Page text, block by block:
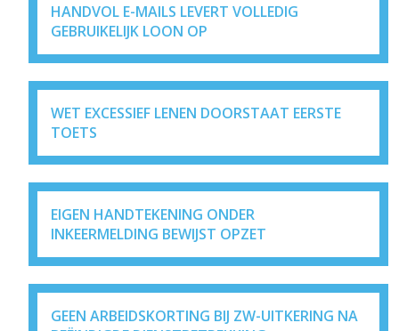
HANDVOL E-MAILS LEVERT VOLLEDIG
GEBRUIKELIJK LOON OP
WET EXCESSIEF LENEN DOORSTAAT EERSTE
TOETS
EIGEN HANDTEKENING ONDER
INKEERMELDING BEWIJST OPZET
GEEN ARBEIDSKORTING BIJ ZW-UITKERING NA